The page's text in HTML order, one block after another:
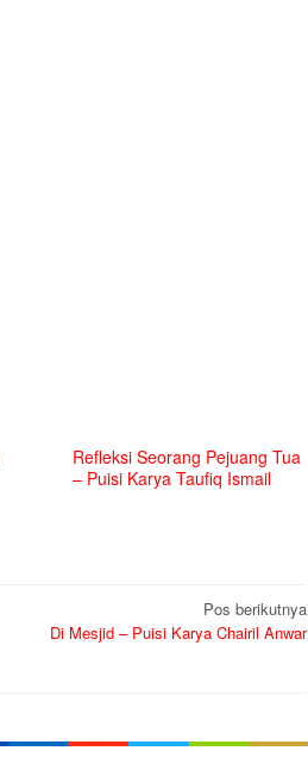
Refleksi Seorang Pejuang Tua
– Puisi Karya Taufiq Ismail
Pos berikutnya
Di Mesjid – Puisi Karya Chairil Anwar